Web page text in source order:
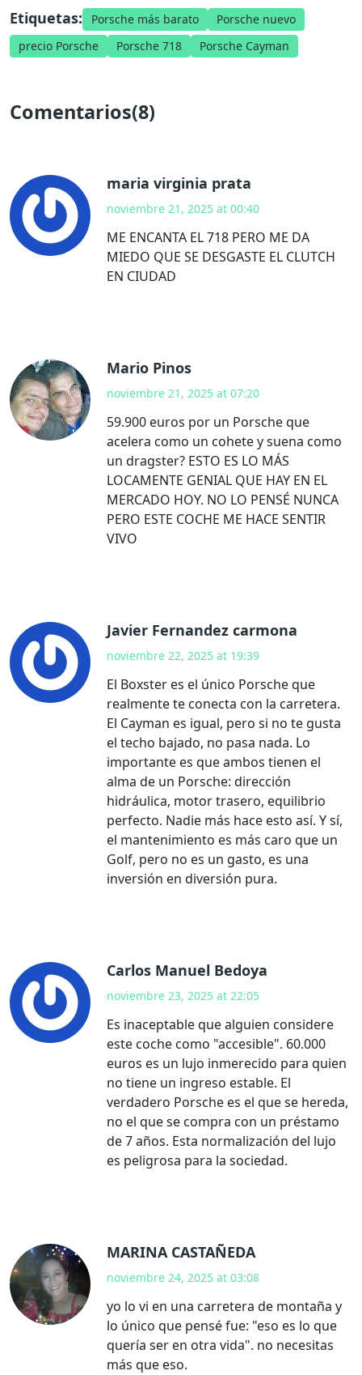
Etiquetas: Porsche más barato
Porsche nuevo
precio Porsche
Porsche 718 Porsche Cayman
Comentarios(8)
maria virginia prata
noviembre 21, 2025 at 00:40
ME ENCANTA EL 718 PERO ME DA
MIEDO QUE SE DESGASTE EL CLUTCH
EN CIUDAD
Mario Pinos
noviembre 21, 2025 at 07:20
59.900 euros por un Porsche que
acelera como un cohete y suena como
un dragster? ESTO ES LO MÁS
LOCAMENTE GENIAL QUE HAY EN EL
MERCADO HOY. NO LO PENSÉ NUNCA
PERO ESTE COCHE ME HACE SENTIR
VIVO
Javier Fernandez carmona
noviembre 22, 2025 at 19:39
El Boxster es el único Porsche que
realmente te conecta con la carretera.
El Cayman es igual, pero si no te gusta
el techo bajado, no pasa nada. Lo
importante es que ambos tienen el
alma de un Porsche: dirección
hidráulica, motor trasero, equilibrio
perfecto. Nadie más hace esto así. Y sí,
el mantenimiento es más caro que un
Golf, pero no es un gasto, es una
inversión en diversión pura.
Carlos Manuel Bedoya
noviembre 23, 2025 at 22:05
Es inaceptable que alguien considere
este coche como "accesible". 60.000
euros es un lujo inmerecido para quien
no tiene un ingreso estable. El
verdadero Porsche es el que se hereda,
no el que se compra con un préstamo
de 7 años. Esta normalización del lujo
es peligrosa para la sociedad.
MARINA CASTAÑEDA
noviembre 24, 2025 at 03:08
yo lo vi en una carretera de montaña y
lo único que pensé fue: "eso es lo que
quería ser en otra vida". no necesitas
más que eso.